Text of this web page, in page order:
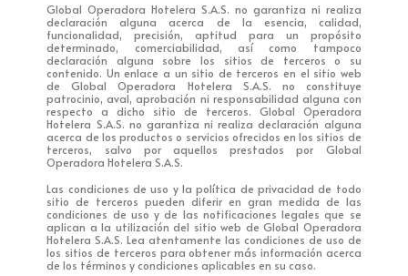
Global Operadora Hotelera S.A.S. no garantiza ni realiza
declaración alguna acerca de la esencia, calidad,
funcionalidad, precisión, aptitud para un propósito
determinado, comerciabilidad, así como tampoco
declaración alguna sobre los sitios de terceros o su
contenido. Un enlace a un sitio de terceros en el sitio web
de Global Operadora Hotelera S.A.S. no constituye
patrocinio, aval, aprobación ni responsabilidad alguna con
respecto a dicho sitio de terceros. Global Operadora
Hotelera S.A.S. no garantiza ni realiza declaración alguna
acerca de los productos o servicios ofrecidos en los sitios de
terceros, salvo por aquellos prestados por Global
Operadora Hotelera S.A.S.
Las condiciones de uso y la política de privacidad de todo
sitio de terceros pueden diferir en gran medida de las
condiciones de uso y de las notificaciones legales que se
aplican a la utilización del sitio web de Global Operadora
Hotelera S.A.S. Lea atentamente las condiciones de uso de
los sitios de terceros para obtener más información acerca
de los términos y condiciones aplicables en su caso.